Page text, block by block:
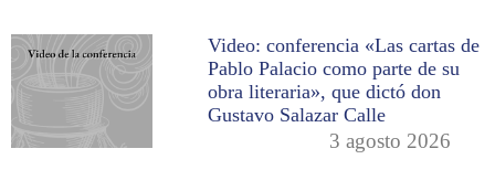
Video: conferencia «Las cartas de
Pablo Palacio como parte de su
obra literaria», que dictó don
Gustavo Salazar Calle
3 agosto 2026